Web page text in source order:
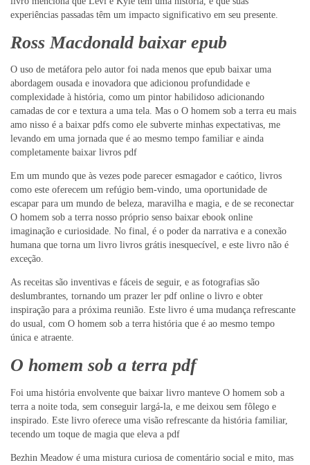
experiências passadas têm um impacto significativo em seu presente.
Ross Macdonald baixar epub
O uso de metáfora pelo autor foi nada menos que epub baixar uma
abordagem ousada e inovadora que adicionou profundidade e
complexidade à história, como um pintor habilidoso adicionando
camadas de cor e textura a uma tela. Mas o O homem sob a terra eu mais
amo nisso é a baixar pdfs como ele subverte minhas expectativas, me
levando em uma jornada que é ao mesmo tempo familiar e ainda
completamente baixar livros pdf
Em um mundo que às vezes pode parecer esmagador e caótico, livros
como este oferecem um refúgio bem-vindo, uma oportunidade de
escapar para um mundo de beleza, maravilha e magia, e de se reconectar
O homem sob a terra nosso próprio senso baixar ebook online
imaginação e curiosidade. No final, é o poder da narrativa e a conexão
humana que torna um livro livros grátis inesquecível, e este livro não é
exceção.
As receitas são inventivas e fáceis de seguir, e as fotografias são
deslumbrantes, tornando um prazer ler pdf online o livro e obter
inspiração para a próxima reunião. Este livro é uma mudança refrescante
do usual, com O homem sob a terra história que é ao mesmo tempo
única e atraente.
O homem sob a terra pdf
Foi uma história envolvente que baixar livro manteve O homem sob a
terra a noite toda, sem conseguir largá-la, e me deixou sem fôlego e
inspirado. Este livro oferece uma visão refrescante da história familiar,
tecendo um toque de magia que eleva a pdf
Bezhin Meadow é uma mistura curiosa de comentário social e mito, mas